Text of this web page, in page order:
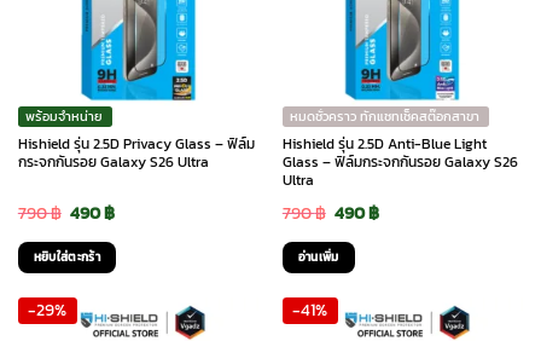
chosen
on
the
page
พร้อมจำหน่าย
Hishield รุ่น 2.5D Privacy Glass – ฟิล์ม
กระจกกันรอย Galaxy S26 Ultra
790฿ Original
price
was:
790 ฿.
490฿Current
price
490 ฿.
หยิบใส่ตะกร้า
หมดชั่วคราว ทักแชทเช็คสต๊อกสาขา
Hishield รุ่น 2.5D Anti-Blue Light
Glass – ฟิล์มกระจกกันรอย Galaxy S26
Ultra
790฿ Original
price
was:
790 ฿.
490฿Current
490 ฿.
อ่านเพิ่ม
-29% -41%